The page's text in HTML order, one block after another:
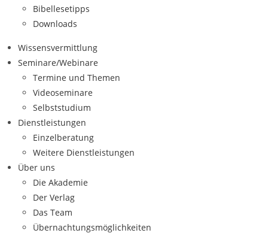
Bibellesetipps
Downloads
Wissensvermittlung
Seminare/Webinare
Termine und Themen
Videoseminare
Selbststudium
Dienstleistungen
Einzelberatung
Weitere Dienstleistungen
Über uns
Die Akademie
Der Verlag
Das Team
Übernachtungsmöglichkeiten